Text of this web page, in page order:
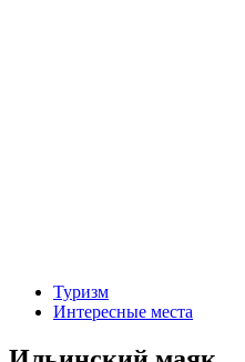
Туризм
Интересные места